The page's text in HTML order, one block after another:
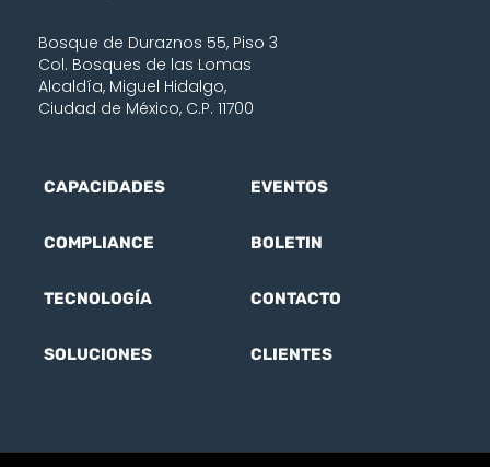
Bosque de Duraznos 55, Piso 3
Col. Bosques de las Lomas
Alcaldía, Miguel Hidalgo,
Ciudad de México, C.P. 11700
CAPACIDADES
COMPLIANCE
TECNOLOGÍA
SOLUCIONES
EVENTOS
BOLETIN
CONTACTO
CLIENTES